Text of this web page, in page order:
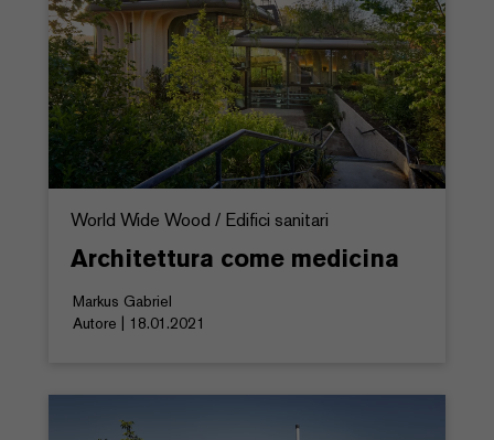
World Wide Wood / Edifici sanitari
Architettura come medicina
Markus Gabriel
Autore | 18.01.2021